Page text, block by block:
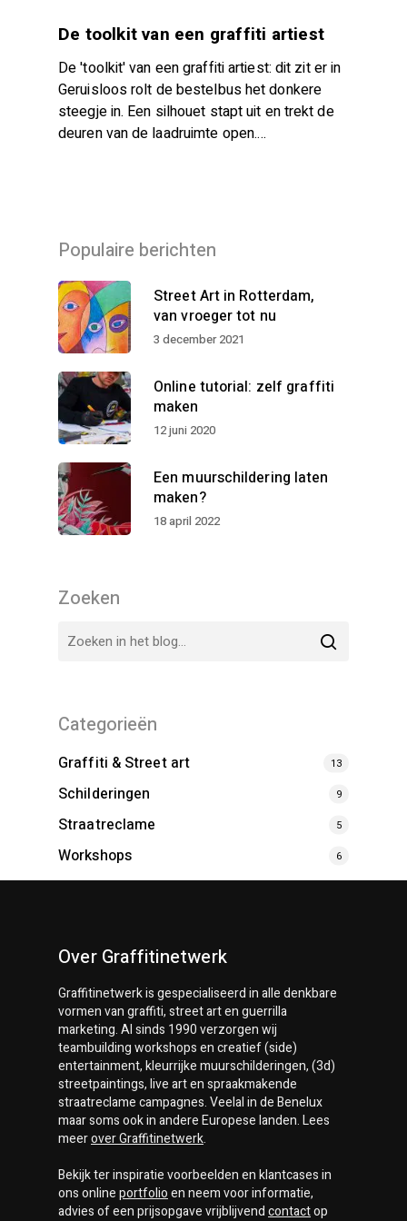
De toolkit van een graffiti artiest
De 'toolkit' van een graffiti artiest: dit zit er in
Geruisloos rolt de bestelbus het donkere
steegje in. Een silhouet stapt uit en trekt de
deuren van de laadruimte open.…
Populaire berichten
Street Art in Rotterdam,
van vroeger tot nu
3 december 2021
Online tutorial: zelf graffiti
maken
12 juni 2020
Een muurschildering laten
maken?
18 april 2022
Zoeken
Categorieën
Graffiti & Street art 13
Schilderingen 9
Straatreclame 5
Workshops 6
Over Graffitinetwerk
Graffitinetwerkis gespecialiseerd in alle denkbare
vormen van graffiti, street art en guerrilla
marketing. Al sinds 1990 verzorgen wij
teambuilding workshops en creatief (side)
entertainment, kleurrijke muurschilderingen, (3d)
streetpaintings, live art en spraakmakende
straatreclame campagnes. Veelal in de Benelux
maar soms ook in andere Europese landen. Lees
meeroverGraffitinetwerk.
Bekijk ter inspiratie voorbeelden en klantcases in
ons onlineportfolioen neem voor informatie,
advies of een prijsopgave vrijblijvendcontactop